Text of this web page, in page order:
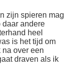
zijn spieren mag
daar andere
heel
is het tijd om
over een
draven als ik